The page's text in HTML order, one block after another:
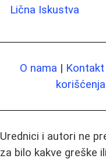
Lična Iskustva
O nama | Kontakt
korišćenja
Urednici i autori ne
za bilo kakve greške